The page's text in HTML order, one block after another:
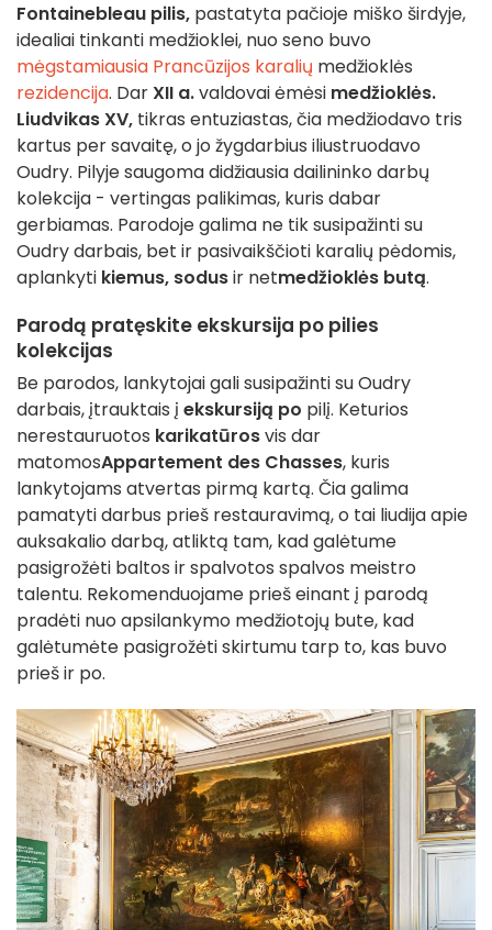
Fontainebleau pilis, pastatyta pačioje miško širdyje,
idealiai tinkanti medžioklei, nuo seno buvo
mėgstamiausia Prancūzijos karalių medžioklės
rezidencija. DarXII a.valdovai ėmėsi medžioklės.
Liudvikas XV, tikras entuziastas, čia medžiodavo tris
kartus per savaitę, o jo žygdarbius iliustruodavo
Oudry. Pilyje saugoma didžiausia dailininko darbų
kolekcija - vertingas palikimas, kuris dabar
gerbiamas. Parodoje galima ne tik susipažinti su
Oudry darbais, bet ir pasivaikščioti karalių pėdomis,
aplankyti kiemus, sodusir netmedžioklės butą.
Parodą pratęskite ekskursija po pilies
kolekcijas
Be parodos, lankytojai gali susipažinti su Oudry
darbais, įtrauktais į ekskursiją po pilį. Keturios
nerestauruotos karikatūrosvis dar
matomosAppartement des Chasses, kuris
lankytojams atvertas pirmą kartą. Čia galima
pamatyti darbus prieš restauravimą, o tai liudija apie
auksakalio darbą, atliktą tam, kad galėtume
pasigrožėti baltos ir spalvotos spalvos meistro
talentu. Rekomenduojame prieš einant į parodą
pradėti nuo apsilankymo medžiotojų bute, kad
galėtumėte pasigrožėti skirtumu tarp to, kas buvo
prieš ir po.